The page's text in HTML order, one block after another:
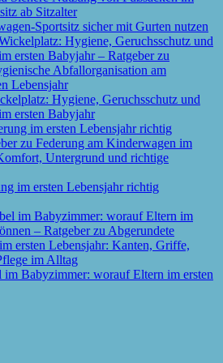
Sportsitz sicher mit Gurten nutzen
Hygiene, Geruchsschutz und
ersten Babyjahr
im ersten Lebensjahr richtig
im Babyzimmer: worauf Eltern im ersten